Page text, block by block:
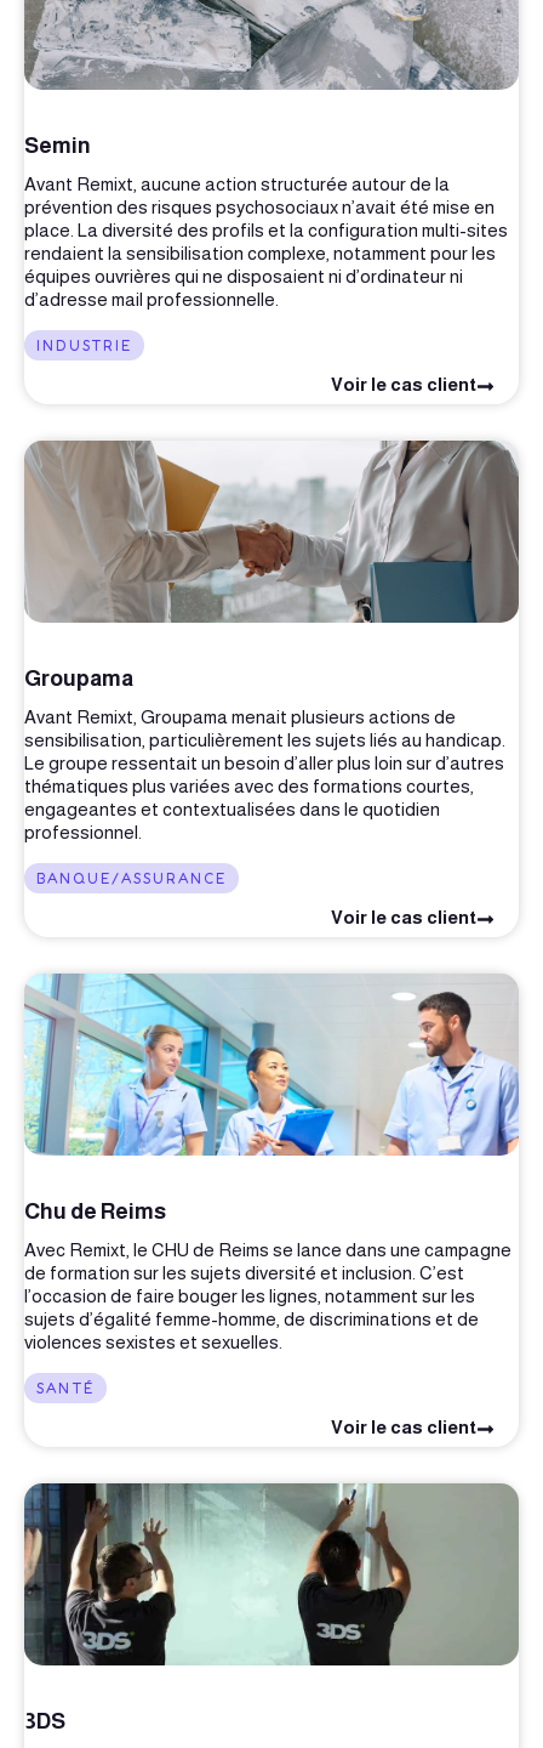
Semin
Avant Remixt, aucune action structurée autour de la
prévention des risques psychosociaux n’avait été mise en
place. La diversité des profils et la configuration multi-sites
rendaient la sensibilisation complexe, notamment pour les
équipes ouvrières qui ne disposaient ni d’ordinateur ni
d’adresse mail professionnelle.
INDUSTRIE
Voir le cas client
Groupama
Avant Remixt, Groupama menait plusieurs actions de
sensibilisation, particulièrement les sujets liés au handicap.
Le groupe ressentait un besoin d’aller plus loin sur d’autres
thématiques plus variées avec des formations courtes,
engageantes et contextualisées dans le quotidien
professionnel.
BANQUE/ASSURANCE
Voir le cas client
Chu de Reims
Avec Remixt, le CHU de Reims se lance dans une campagne
de formation sur les sujets diversité et inclusion. C’est
l’occasion de faire bouger les lignes, notamment sur les
sujets d’égalité femme-homme, de discriminations et de
violences sexistes et sexuelles.
SANTÉ
Voir le cas client
3DS